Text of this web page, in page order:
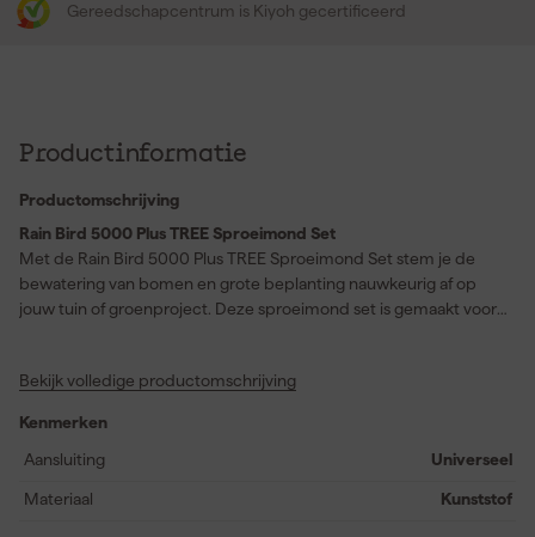
Gereedschapcentrum is Kiyoh gecertificeerd
Productinformatie
Productomschrijving
Rain Bird 5000 Plus TREE Sproeimond Set
Met de Rain Bird 5000 Plus TREE Sproeimond Set stem je de
bewatering van bomen en grote beplanting nauwkeurig af op
jouw tuin of groenproject. Deze sproeimond set is gemaakt voor
water gelijkmatig over de sproeistraal zodat wortels en bodem
beperken windverwaaiing en helpen het water dieper in de
bodem trekken. Daardoor gebruik je jouw tuinberegening
verschillende nozzles kies je eenvoudig de juiste waterverdeling
Bekijk volledige productomschrijving
Kenmerken
Aansluiting
Universeel
Materiaal Kunststof